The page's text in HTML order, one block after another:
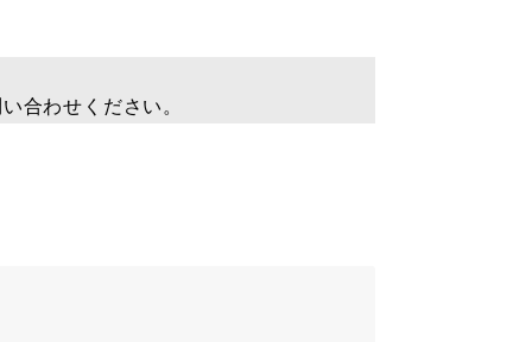
合わせください。